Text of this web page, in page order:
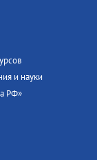
и науки
РФ»